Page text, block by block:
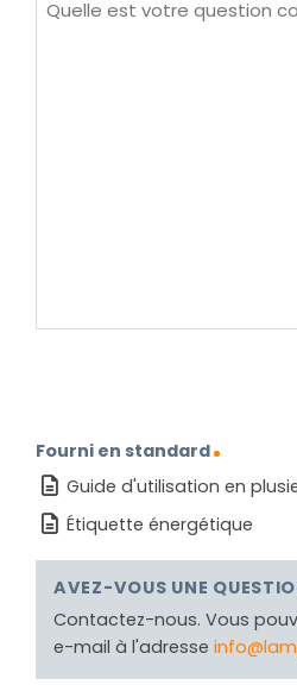
Fourni en standard
Guide d'utilisation en
Étiquette énergétique
AVEZ-VOUS UNE
Contactez-nous. Vous
e-mail à l'adresse